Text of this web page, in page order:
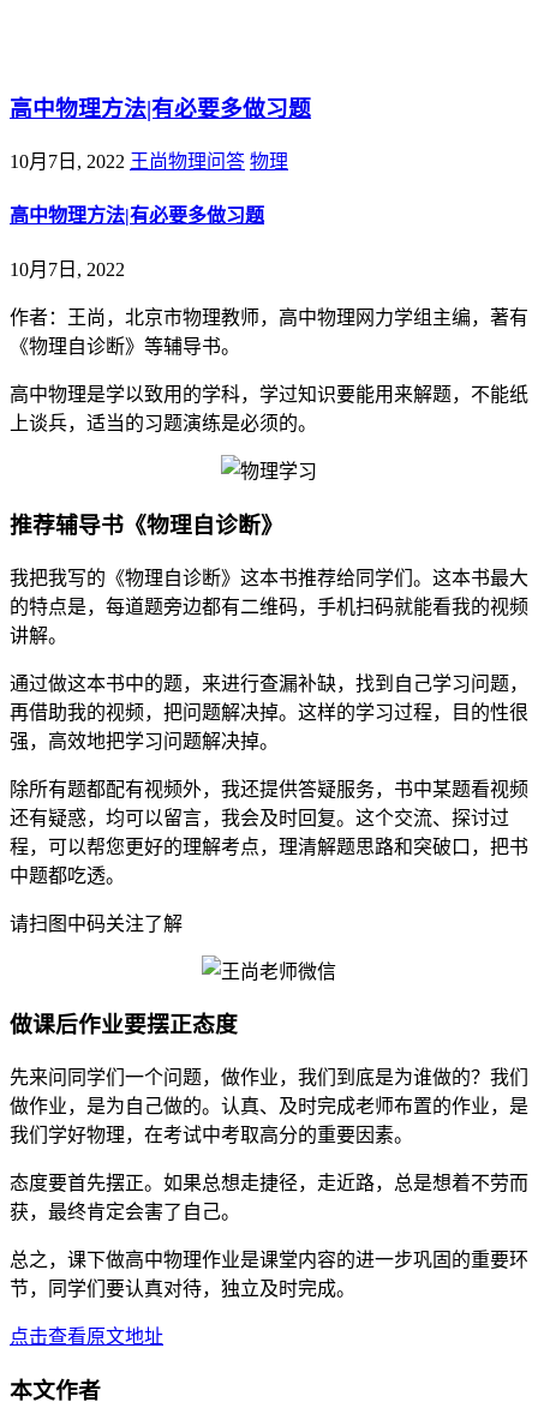
高中物理方法|有必要多做习题
10月7日, 2022 王尚物理问答 物理
高中物理方法|有必要多做习题
10月7日, 2022
作者：王尚，北京市物理教师，高中物理网力学组主编，著有
《物理自诊断》等辅导书。
高中物理是学以致用的学科，学过知识要能用来解题，不能纸
上谈兵，适当的习题演练是必须的。
推荐辅导书《物理自诊断》
我把我写的《物理自诊断》这本书推荐给同学们。这本书最大
的特点是，每道题旁边都有二维码，手机扫码就能看我的视频
讲解。
通过做这本书中的题，来进行查漏补缺，找到自己学习问题，
再借助我的视频，把问题解决掉。这样的学习过程，目的性很
强，高效地把学习问题解决掉。
除所有题都配有视频外，我还提供答疑服务，书中某题看视频
还有疑惑，均可以留言，我会及时回复。这个交流、探讨过
程，可以帮您更好的理解考点，理清解题思路和突破口，把书
中题都吃透。
请扫图中码关注了解
做课后作业要摆正态度
先来问同学们一个问题，做作业，我们到底是为谁做的？我们
做作业，是为自己做的。认真、及时完成老师布置的作业，是
我们学好物理，在考试中考取高分的重要因素。
态度要首先摆正。如果总想走捷径，走近路，总是想着不劳而
获，最终肯定会害了自己。
总之，课下做高中物理作业是课堂内容的进一步巩固的重要环
节，同学们要认真对待，独立及时完成。
点击查看原文地址
本文作者